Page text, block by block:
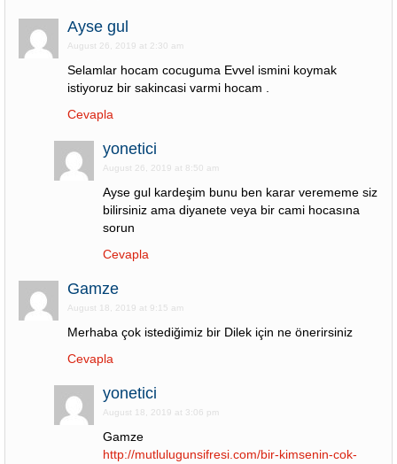
Ayse gul
August 26, 2019 at 2:30 am
Selamlar hocam cocuguma Evvel ismini koymak
istiyoruz bir sakincasi varmi hocam .
Cevapla
yonetici
August 26, 2019 at 8:50 am
Ayse gul kardeşim bunu ben karar verememe siz
bilirsiniz ama diyanete veya bir cami hocasına
sorun
Cevapla
Gamze
August 18, 2019 at 9:15 am
Merhaba çok istediğimiz bir Dilek için ne önerirsiniz
Cevapla
yonetici
August 18, 2019 at 3:06 pm
Gamze
http://mutlulugunsifresi.com/bir-kimsenin-cok-